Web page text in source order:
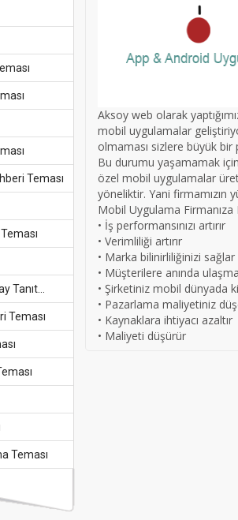
Teması
Tanıt...
Teması
Teması
Aksoy web olarak
mobil uygulamalar
olmaması sizlere büyük bir
Bu durumu yaşamamak
özel mobil uygulamalar
yöneliktir. Yani firmamızın
Mobil Uygulama Firmanıza
• İş performansınızı artırır
• Verimliliği artırır
• Marka bilinirliliğinizi sağlar
• Müşterilere anında
• Şirketiniz mobil dünyada
• Pazarlama maliyetiniz
• Kaynaklara ihtiyacı azaltır
• Maliyeti düşürür